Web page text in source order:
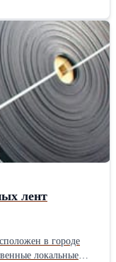
633-80 с шагом
пространства
Характеристики: -
168; -
Ø89 мм; - масса
до 200 м3/
лент
в городе
локальные